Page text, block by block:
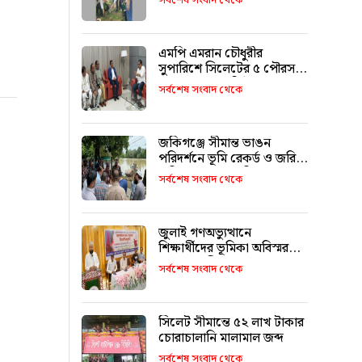
এমপি এমরান চৌধুরীর
সুপারিশে সিলেটের ৫ পৌরসভা
পাচ্ছে ৫ শ কোটি টাকা
সর্বশেষ সংবাদ থেকে
জকিগঞ্জে সীমান্ত ভাঙন
পরিদর্শনে ভূমি রেকর্ড ও জরিপ
অধিদপ্তরের মহাপরিচালক
সর্বশেষ সংবাদ থেকে
জুলাই গণঅভ্যুত্থানে
শিক্ষার্থীদের ভূমিকা অবিস্মরণীয়
: এম এ মালিক
সর্বশেষ সংবাদ থেকে
সিলেট সীমান্তে ৫২ লাখ টাকার
চোরাচালানি মালামাল জব্দ